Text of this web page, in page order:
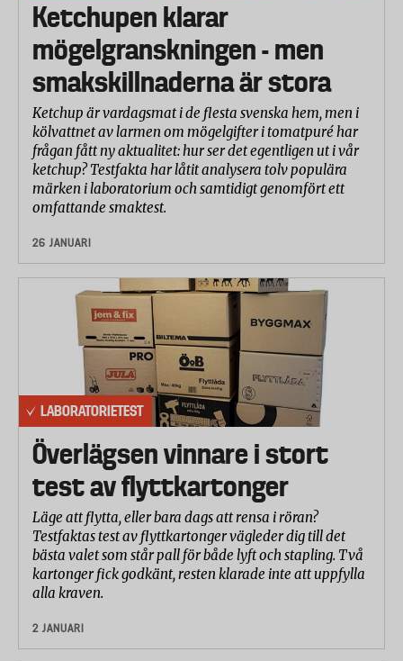
Ketchupen klarar
mögelgranskningen - men
smakskillnaderna är stora
Ketchup är vardagsmat i de flesta svenska hem, men i
kölvattnet av larmen om mögelgifter i tomatpuré har
frågan fått ny aktualitet: hur ser det egentligen ut i vår
ketchup? Testfakta har låtit analysera tolv populära
märken i laboratorium och samtidigt genomfört ett
omfattande smaktest.
26 JANUARI
LABORATORIETEST
Överlägsen vinnare i stort
test av flyttkartonger
Läge att flytta, eller bara dags att rensa i röran?
Testfaktas test av flyttkartonger vägleder dig till det
bästa valet som står pall för både lyft och stapling. Två
kartonger fick godkänt, resten klarade inte att uppfylla
alla kraven.
2 JANUARI